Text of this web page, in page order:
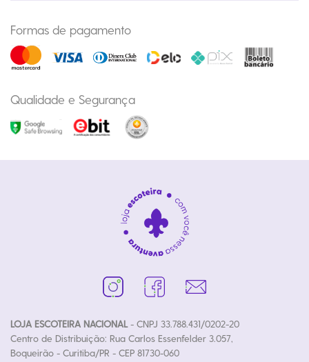
Formas de pagamento
Qualidade e Segurança
LOJA ESCOTEIRA NACIONAL- CNPJ 33.788.431/0202-20
Centro de Distribuição: Rua Carlos Essenfelder 3.057,
Boqueirão - Curitiba/PR - CEP 81730-060